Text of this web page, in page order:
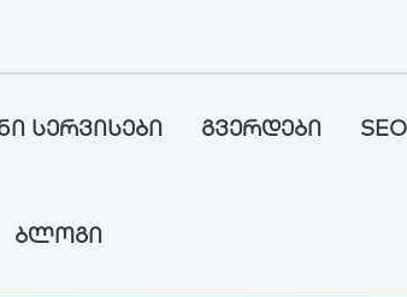
სერვისები გვერდები
ბლოგი